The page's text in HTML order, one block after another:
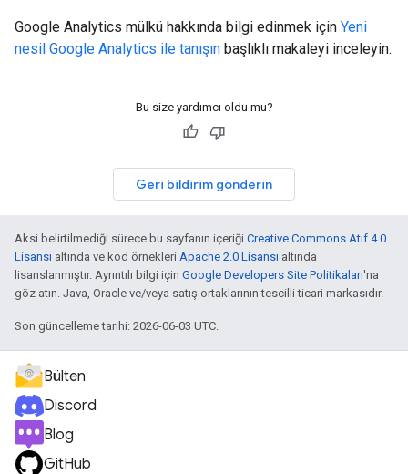
Google Analytics mülkü hakkında bilgi edinmek için Yeni
nesil Google Analytics ile tanışın başlıklı makaleyi inceleyin.
Bu size yardımcı oldu mu?
Geri bildirim gönderin
Aksi belirtilmediği sürece bu sayfanın içeriği Creative Commons Atıf 4.0
Lisansı altında ve kod örnekleri Apache 2.0 Lisansı altında
lisanslanmıştır. Ayrıntılı bilgi için Google Developers Site Politikaları'na
göz atın. Java, Oracle ve/veya satış ortaklarının tescilli ticari markasıdır.
Son güncelleme tarihi: 2026-06-03 UTC.
Bülten
Discord
Blog
GitHub